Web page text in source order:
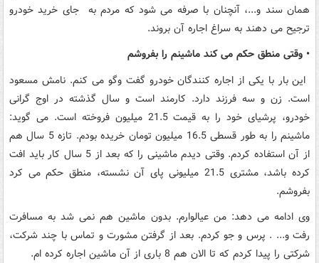
همان سند و...، آنچنان با صرفه می شود که مردم به جای خرید خودرو
ترجیح می دهند به سراغ اجاره آن بروند.
• وقتی منطق حکم می کند ماشینم را بفروشم
این بار با یکی از اجاره کنندگان خودرو گفت وگو می کنم. نامش مسعود
است. زن و سه فرزند دارد. کارمند است و سال گذشته در اوج گرانی
خودرو، پرشیای خود را به قیمت 21.5 میلیون فروخته است. می گوید:
ماشینم را به طور قسطی 16.5 میلیون تومان خریده بودم. تازه 5 سال هم
از آن استفاده کردم. وقتی دیدم ماشینی را که بعد از 5 سال کار باید افت
کرده باشد، مشتری 21.5 میلیونی پای آن نشسته، منطق حکم می کرد
بفروشم.
وی ادامه می دهد: من عیالوارم. بدون ماشین هم نمی شد به مسافرت
رفت و... . پرس و جو کردم. بعد از گرفتن مشورت و تماس با چند شرکت،
شرکتی را پیدا کردم که تا الان هم 8 باری از آن ماشین اجاره کرده ام.